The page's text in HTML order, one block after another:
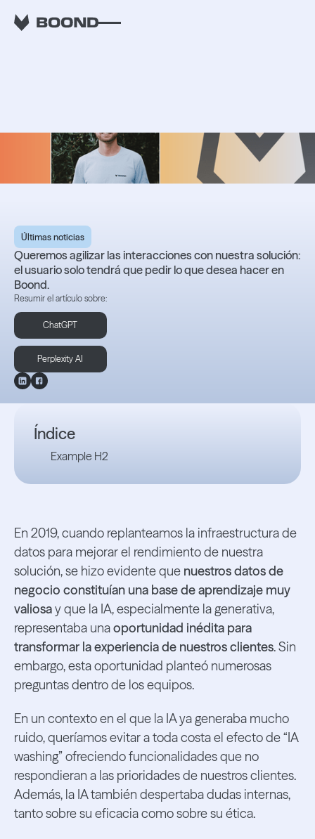
RETOUR
Últimas noticias
Queremos agilizar las interacciones con nuestra solución:
el usuario solo tendrá que pedir lo que desea hacer en
Boond.
Resumir el artículo sobre:
ChatGPT
Perplexity AI
Índice
Example H2
En 2019, cuando replanteamos la infraestructura de
datos para mejorar el rendimiento de nuestra
solución, se hizo evidente que nuestros datos de
negocio constituían una base de aprendizaje muy
valiosay que la IA, especialmente la generativa,
representaba unaoportunidad inédita para
transformar la experiencia de nuestros clientes. Sin
embargo, esta oportunidad planteó numerosas
preguntas dentro de los equipos.
En un contexto en el que la IA ya generaba mucho
ruido, queríamos evitar a toda costa el efecto de “IA
washing” ofreciendo funcionalidades que no
respondieran a las prioridades de nuestros clientes.
Además, la IA también despertaba dudas internas,
tanto sobre su eficacia como sobre su ética.